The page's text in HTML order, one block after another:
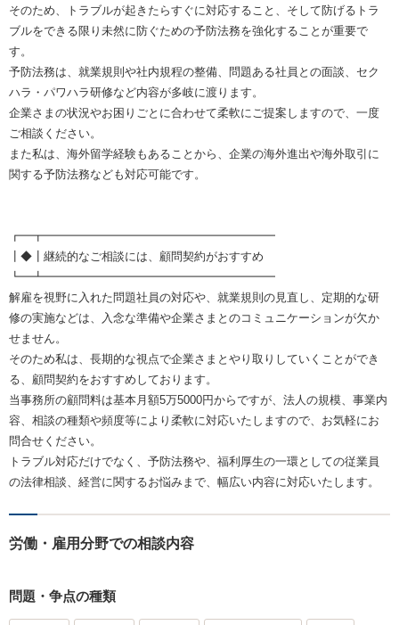
そのため、トラブルが起きたらすぐに対応すること、そして防げるトラ
ブルをできる限り未然に防ぐための予防法務を強化することが重要で
す。
予防法務は、就業規則や社内規程の整備、問題ある社員との面談、セク
ハラ・パワハラ研修など内容が多岐に渡ります。
企業さまの状況やお困りごとに合わせて柔軟にご提案しますので、一度
ご相談ください。
また私は、海外留学経験もあることから、企業の海外進出や海外取引に
関する予防法務なども対応可能です。
┏━┳━━━━━━━━━━━━━━━━━━━━
┃◆┃継続的なご相談には、顧問契約がおすすめ
┗━┻━━━━━━━━━━━━━━━━━━━━
解雇を視野に入れた問題社員の対応や、就業規則の見直し、定期的な研
修の実施などは、入念な準備や企業さまとのコミュニケーションが欠か
せません。
そのため私は、長期的な視点で企業さまとやり取りしていくことができ
る、顧問契約をおすすめしております。
当事務所の顧問料は基本月額5万5000円からですが、法人の規模、事業内
容、相談の種類や頻度等により柔軟に対応いたしますので、お気軽にお
問合せください。
トラブル対応だけでなく、予防法務や、福利厚生の一環としての従業員
の法律相談、経営に関するお悩みまで、幅広い内容に対応いたします。
労働・雇用分野での相談内容
問題・争点の種類